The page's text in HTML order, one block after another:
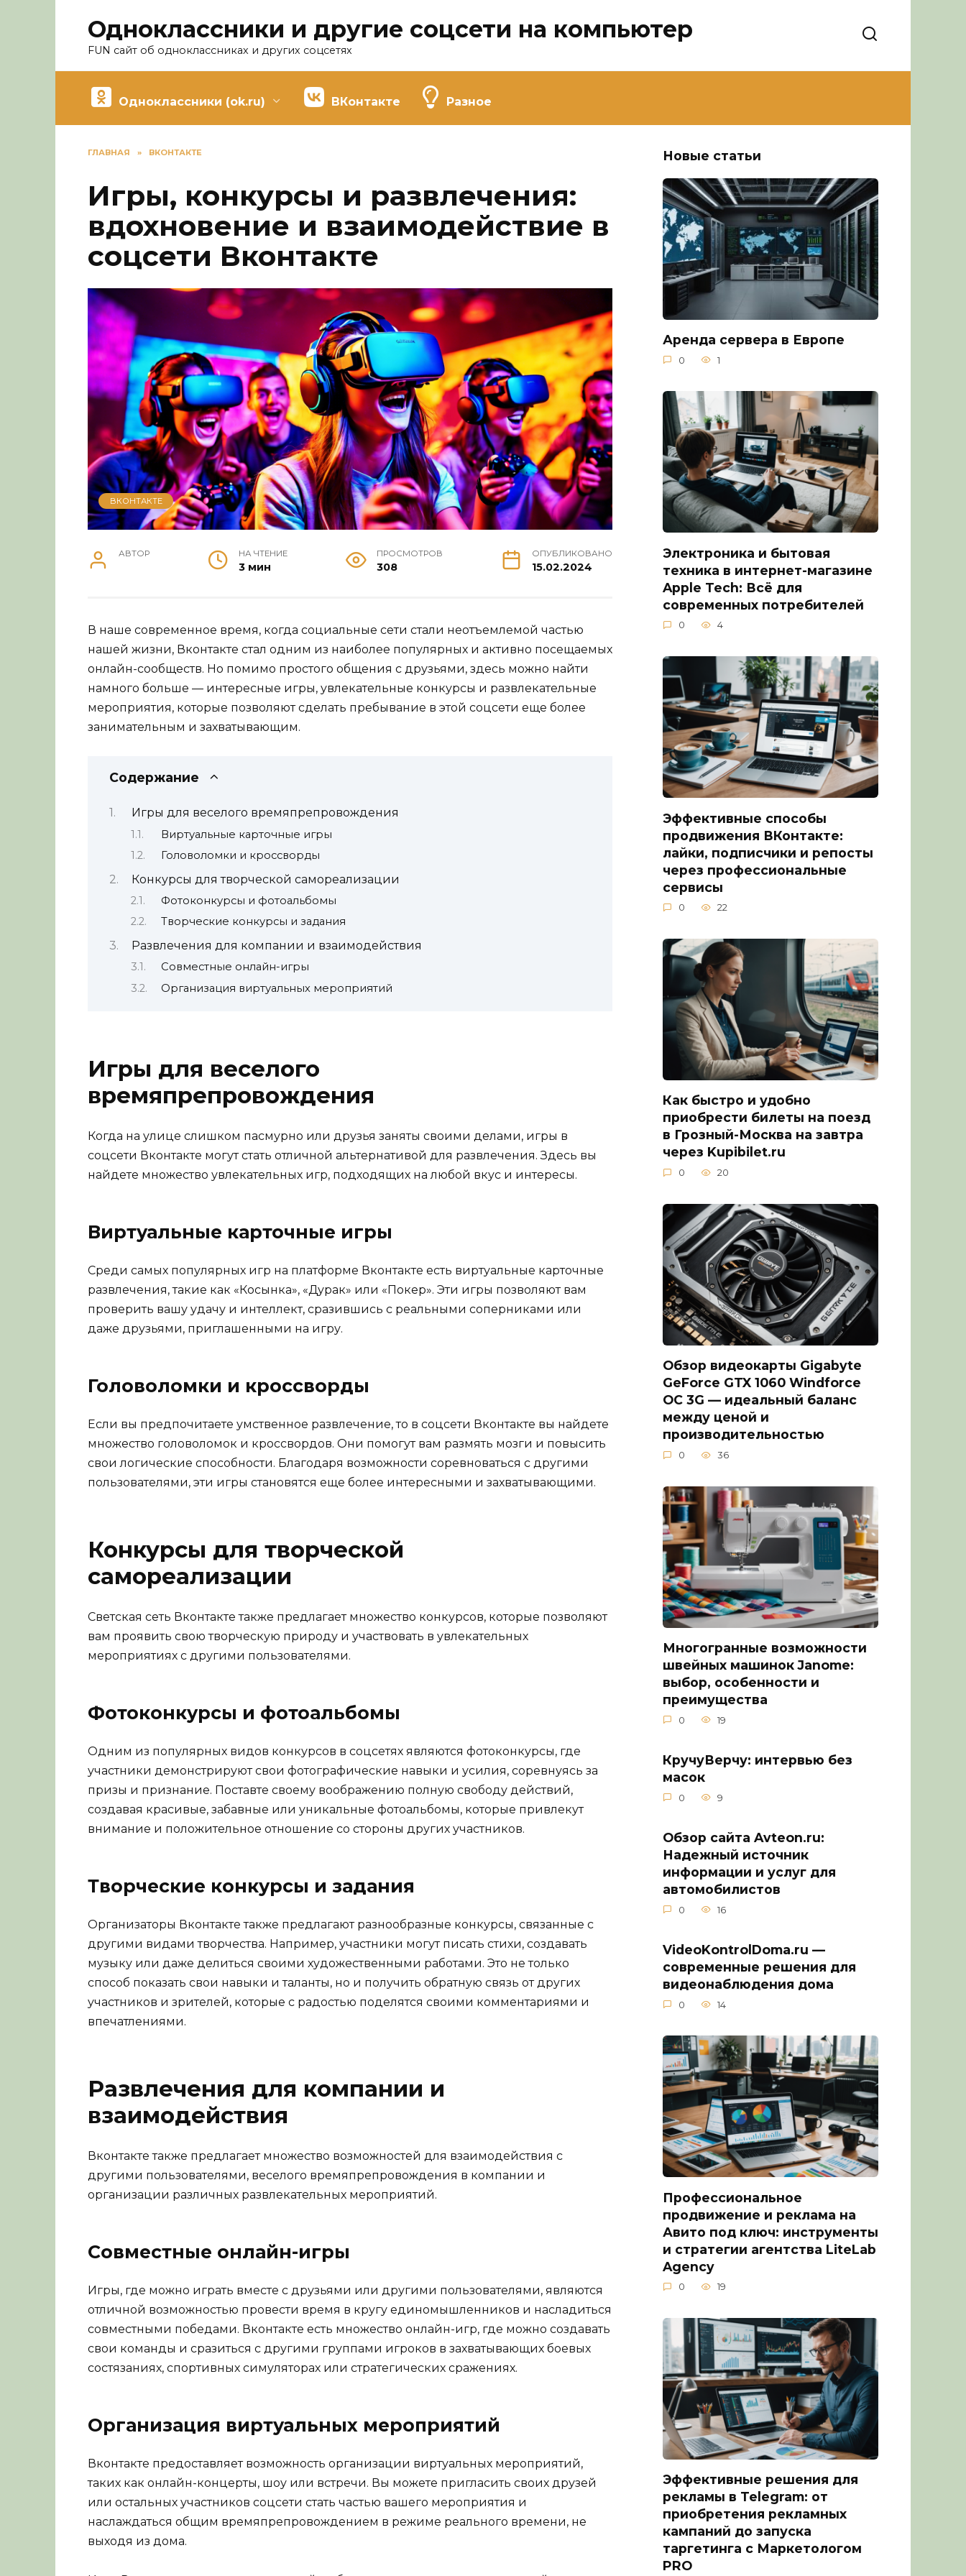
Одноклассники и другие соцсети на компьютер
FUN сайт об одноклассниках и других соцсетях
Одноклассники (ok.ru) ВКонтакте Разное
ГЛАВНАЯ » ВКОНТАКТЕ
Игры, конкурсы и развлечения:
вдохновение и взаимодействие в
соцсети Вконтакте
ВКОНТАКТЕ
АВТОР НА ЧТЕНИЕ
3 мин
ПРОСМОТРОВ
308
ОПУБЛИКОВАНО
15.02.2024
В наше современное время, когда социальные сети стали неотъемлемой частью
нашей жизни, Вконтакте стал одним из наиболее популярных и активно посещаемых
онлайн-сообществ. Но помимо простого общения с друзьями, здесь можно найти
намного больше — интересные игры, увлекательные конкурсы и развлекательные
мероприятия, которые позволяют сделать пребывание в этой соцсети еще более
занимательным и захватывающим.
Содержание
Игры для веселого времяпрепровождения
Виртуальные карточные игры
Головоломки и кроссворды
Конкурсы для творческой самореализации
Фотоконкурсы и фотоальбомы
Творческие конкурсы и задания
Развлечения для компании и взаимодействия
Совместные онлайн-игры
Организация виртуальных мероприятий
Игры для веселого
времяпрепровождения
Когда на улице слишком пасмурно или друзья заняты своими делами, игры в
соцсети Вконтакте могут стать отличной альтернативой для развлечения. Здесь вы
найдете множество увлекательных игр, подходящих на любой вкус и интересы.
Виртуальные карточные игры
Среди самых популярных игр на платформе Вконтакте есть виртуальные карточные
развлечения, такие как «Косынка», «Дурак» или «Покер». Эти игры позволяют вам
проверить вашу удачу и интеллект, сразившись с реальными соперниками или
даже друзьями, приглашенными на игру.
Головоломки и кроссворды
Если вы предпочитаете умственное развлечение, то в соцсети Вконтакте вы найдете
множество головоломок и кроссвордов. Они помогут вам размять мозги и повысить
свои логические способности. Благодаря возможности соревноваться с другими
пользователями, эти игры становятся еще более интересными и захватывающими.
Конкурсы для творческой
самореализации
Светская сеть Вконтакте также предлагает множество конкурсов, которые позволяют
вам проявить свою творческую природу и участвовать в увлекательных
мероприятиях с другими пользователями.
Фотоконкурсы и фотоальбомы
Одним из популярных видов конкурсов в соцсетях являются фотоконкурсы, где
участники демонстрируют свои фотографические навыки и усилия, соревнуясь за
призы и признание. Поставте своему воображению полную свободу действий,
создавая красивые, забавные или уникальные фотоальбомы, которые привлекут
внимание и положительное отношение со стороны других участников.
Творческие конкурсы и задания
Организаторы Вконтакте также предлагают разнообразные конкурсы, связанные с
другими видами творчества. Например, участники могут писать стихи, создавать
музыку или даже делиться своими художественными работами. Это не только
способ показать свои навыки и таланты, но и получить обратную связь от других
участников и зрителей, которые с радостью поделятся своими комментариями и
впечатлениями.
Развлечения для компании и
взаимодействия
Вконтакте также предлагает множество возможностей для взаимодействия с
другими пользователями, веселого времяпрепровождения в компании и
организации различных развлекательных мероприятий.
Совместные онлайн-игры
Игры, где можно играть вместе с друзьями или другими пользователями, являются
отличной возможностью провести время в кругу единомышленников и насладиться
совместными победами. Вконтакте есть множество онлайн-игр, где можно создавать
свои команды и сразиться с другими группами игроков в захватывающих боевых
состязаниях, спортивных симуляторах или стратегических сражениях.
Организация виртуальных мероприятий
Вконтакте предоставляет возможность организации виртуальных мероприятий,
таких как онлайн-концерты, шоу или встречи. Вы можете пригласить своих друзей
или остальных участников соцсети стать частью вашего мероприятия и
наслаждаться общим времяпрепровождением в режиме реального времени, не
выходя из дома.
Новые статьи
Аренда сервера в Европе
0 1
Электроника и бытовая
техника в интернет-магазине
Apple Tech: Всё для
современных потребителей
0 4
Эффективные способы
продвижения ВКонтакте:
лайки, подписчики и репосты
через профессиональные
сервисы
0 22
Как быстро и удобно
приобрести билеты на поезд
в Грозный-Москва на завтра
через Kupibilet.ru
0 20
Обзор видеокарты Gigabyte
GeForce GTX 1060 Windforce
OC 3G — идеальный баланс
между ценой и
производительностью
0 36
Многогранные возможности
швейных машинок Janome:
выбор, особенности и
преимущества
0 19
КручуВерчу: интервью без
масок
0 9
Обзор сайта Avteon.ru:
Надежный источник
информации и услуг для
автомобилистов
0 16
VideoKontrolDoma.ru —
современные решения для
видеонаблюдения дома
0 14
Профессиональное
продвижение и реклама на
Авито под ключ: инструменты
и стратегии агентства LiteLab
Agency
0 19
Эффективные решения для
рекламы в Telegram: от
приобретения рекламных
кампаний до запуска
таргетинга с Маркетологом
PRO